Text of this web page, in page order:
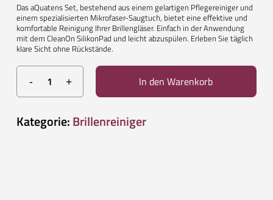
Das aQuatens Set, bestehend aus einem gelartigen Pflegereiniger und
einem spezialisierten Mikrofaser-Saugtuch, bietet eine effektive und
komfortable Reinigung Ihrer Brillengläser. Einfach in der Anwendung
mit dem CleanOn SilikonPad und leicht abzuspülen. Erleben Sie täglich
klare Sicht ohne Rückstände.
In den Warenkorb
Kategorie:Brillenreiniger